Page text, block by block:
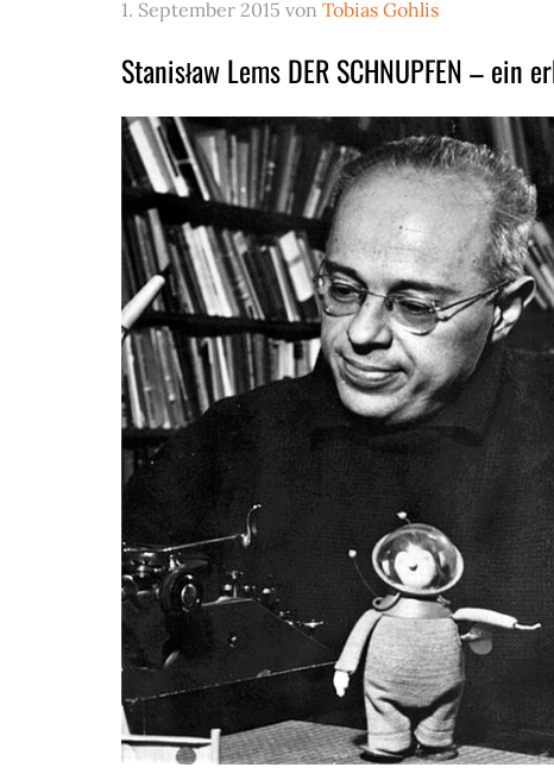
1. September 2015 von Tobias Gohlis
Stanisław Lems DER SCHNUPFEN –